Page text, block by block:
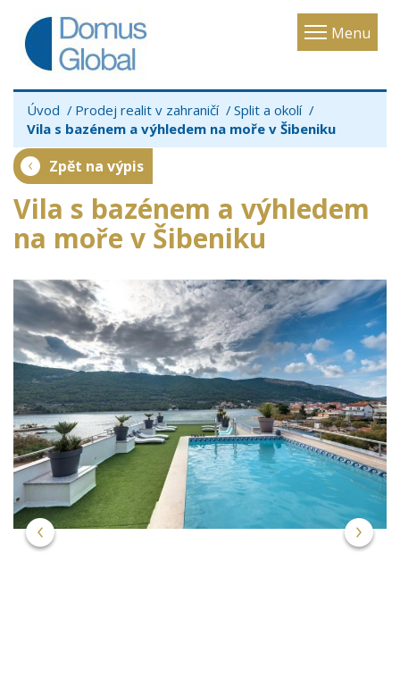
Menu
Toggle
Úvod Prodej realit v zahraničí
Split a okolí
Vila s bazénem a výhledem na moře v Šibeniku
Zpět na výpis
Vila s bazénem a výhledem
na moře v Šibeniku